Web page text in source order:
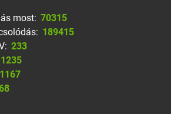
most: 70315
189415
233
1235
1167